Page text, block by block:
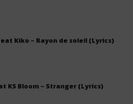
Kiko – Rayon de soleil (Lyrics)
KS Bloom – Stranger (Lyrics)